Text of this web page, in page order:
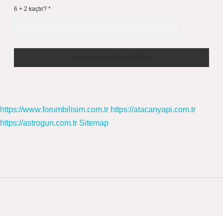
6 + 2 kaçtır? *
https://www.forumbilisim.com.tr https://atacanyapi.com.tr
https://astrogun.com.tr Sitemap